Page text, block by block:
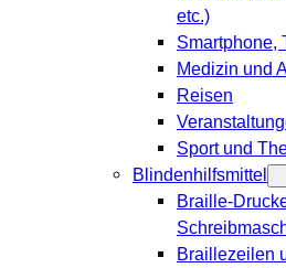
etc.)
Smartphone,
Medizin und
Reisen
Sport und
Blindenhilfsmittel
Braille-
Braillezeilen